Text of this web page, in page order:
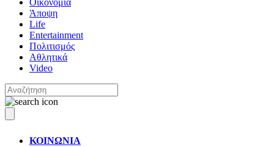
Οικονομία
Άποψη
Life
Entertainment
Πολιτισμός
Αθλητικά
Video
ΚΟΙΝΩΝΙΑ